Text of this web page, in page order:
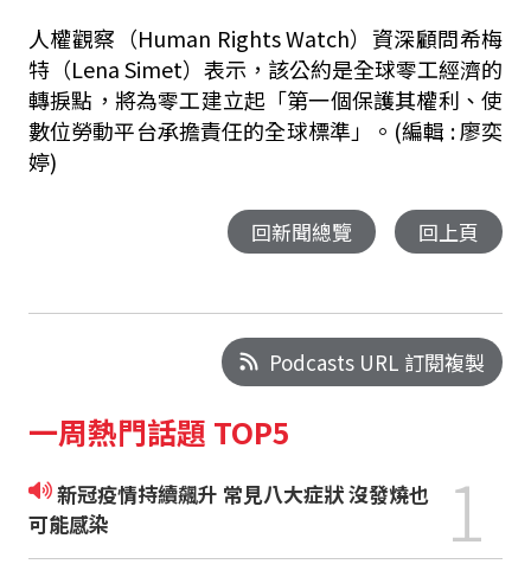
人權觀察（Human Rights Watch）資深顧問希梅
特（Lena Simet）表示，該公約是全球零工經濟的
轉捩點，將為零工建立起「第一個保護其權利、使
數位勞動平台承擔責任的全球標準」。 (編輯 : 廖奕
婷)
回新聞總覽 回上頁
Podcasts URL 訂閱複製
一周熱門話題 TOP5
新冠疫情持續飆升 常見八大症狀 沒發燒也
可能感染
1